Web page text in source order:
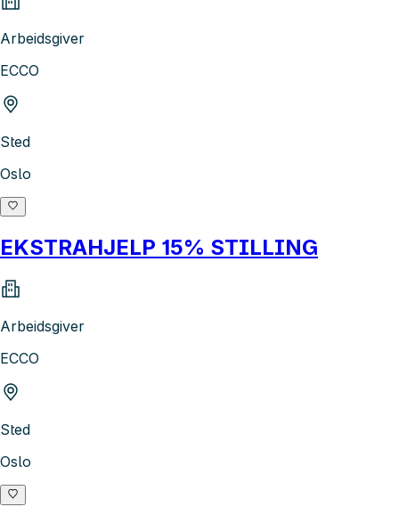
Arbeidsgiver
ECCO
Sted
Oslo
EKSTRAHJELP 15% STILLING
Arbeidsgiver
ECCO
Sted
Oslo